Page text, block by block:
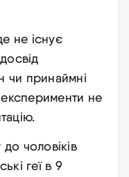
не існує
чи принаймні
експерименти не
чоловіків
геї в 9